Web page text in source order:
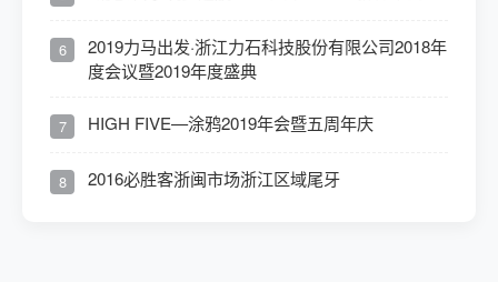
6
2019力马出发·浙江力石科技股份有限公司2018年
度会议暨2019年度盛典
7 HIGH FIVE—涂鸦2019年会暨五周年庆
8 2016必胜客浙闽市场浙江区域尾牙